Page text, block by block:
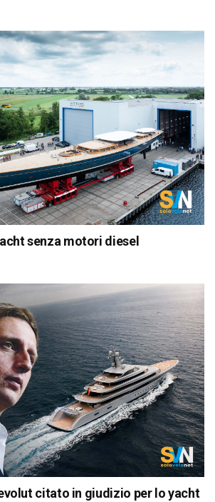
senza motori diesel
citato in giudizio per lo yacht